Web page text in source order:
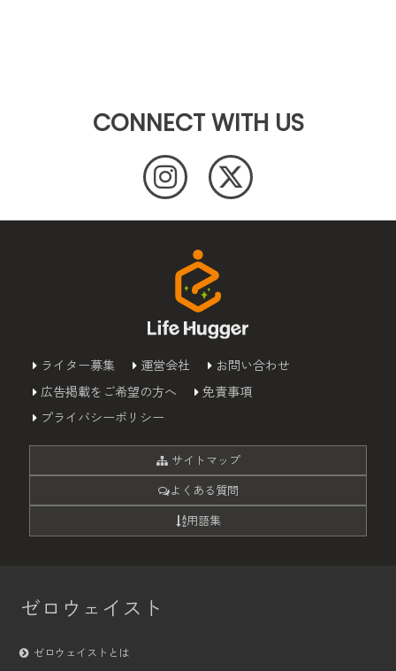
CONNECT WITH US
ライター募集 運営会社
お問い合わせ
広告掲載をご希望の方へ
免責事項
プライバシーポリシー
サイトマップ
よくある質問
用語集
ゼロウェイスト
ゼロウェイストとは